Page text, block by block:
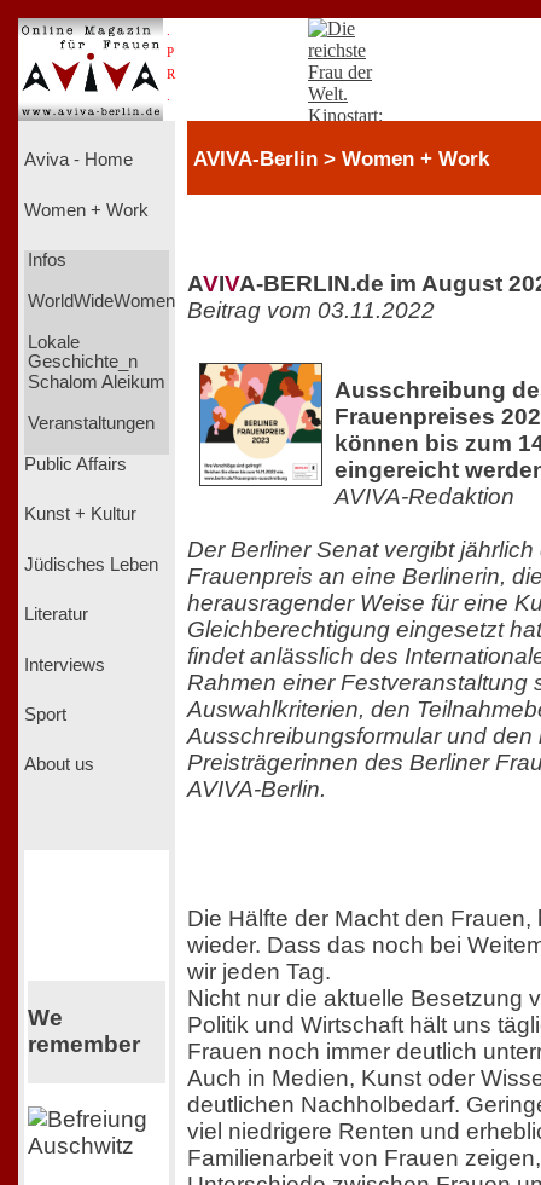
P
R
Aviva - Home
Women + Work
Infos
WorldWideWomen
Lokale
Geschichte_n
Schalom Aleikum
Veranstaltungen
Public Affairs
Kunst + Kultur
Jüdisches Leben
Literatur
Interviews
Sport
About us
We
remember
AVIVA-Berlin > Women + Work
AVIVA-BERLIN.de im August
Beitrag vom 03.11.2022
Ausschreibung
Frauenpreises
können bis zum
eingereicht
AVIVA-Redaktion
Der Berliner Senat vergibt
Frauenpreis an eine Berlinerin,
herausragender Weise für eine
Gleichberechtigung eingesetzt
findet anlässlich des
Rahmen einer Festveranstaltung
Auswahlkriterien, den
Ausschreibungsformular und den
Preisträgerinnen des Berliner
AVIVA-Berlin.
Die Hälfte der Macht den Frauen,
wieder. Dass das noch bei
wir jeden Tag.
Nicht nur die aktuelle Besetzung
Politik und Wirtschaft hält uns
Frauen noch immer deutlich
Auch in Medien, Kunst oder
deutlichen Nachholbedarf.
viel niedrigere Renten und
Familienarbeit von Frauen